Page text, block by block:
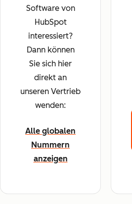
Software von
HubSpot
interessiert?
Dann können
Sie sich hier
direkt an
unseren Vertrieb
wenden:
Alle globalen
Nummern
anzeigen